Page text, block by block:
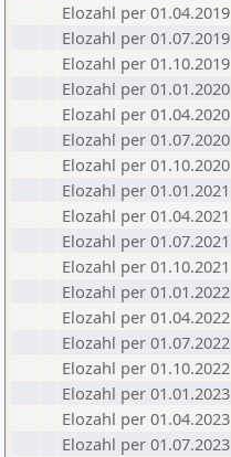
Elozahl per 01.04.2019
Elozahl per 01.07.2019
Elozahl per 01.10.2019
Elozahl per 01.01.2020
Elozahl per 01.04.2020
Elozahl per 01.07.2020
Elozahl per 01.10.2020
Elozahl per 01.01.2021
Elozahl per 01.04.2021
Elozahl per 01.07.2021
Elozahl per 01.10.2021
Elozahl per 01.01.2022
Elozahl per 01.04.2022
Elozahl per 01.07.2022
Elozahl per 01.10.2022
Elozahl per 01.01.2023
Elozahl per 01.04.2023
Elozahl per 01.07.2023